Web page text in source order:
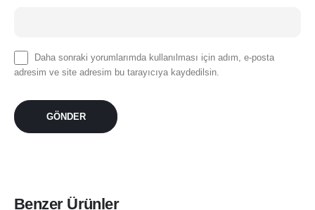
Daha sonraki yorumlarımda kullanılması için adım, e-posta
adresim ve site adresim bu tarayıcıya kaydedilsin.
Benzer Ürünler